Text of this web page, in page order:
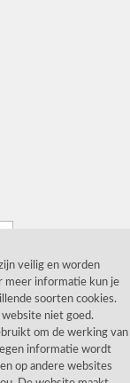
B.V.
veilig en worden
meer informatie kun je
soorten cookies.
niet goed.
om de werking van
informatie wordt
op andere websites